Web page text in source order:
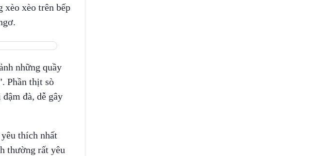
xèo xèo trên bếp
những quầy
Phần thịt sò
đà, dễ gây
thích nhất
thường rất yêu